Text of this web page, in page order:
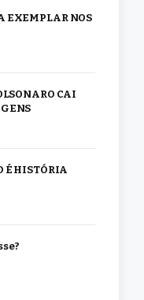
EXEMPLAR NOS
CAI
É HISTÓRIA